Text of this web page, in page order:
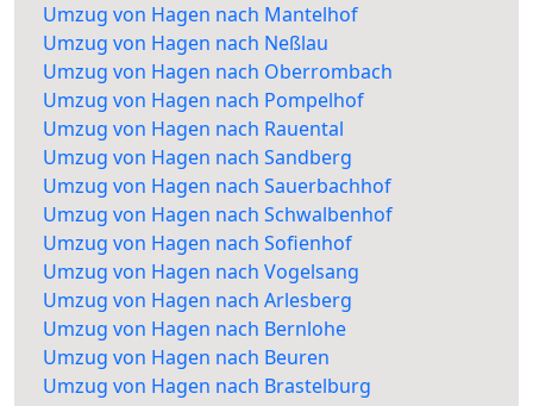
Umzug von Hagen nach Mantelhof
Umzug von Hagen nach Neßlau
Umzug von Hagen nach Oberrombach
Umzug von Hagen nach Pompelhof
Umzug von Hagen nach Rauental
Umzug von Hagen nach Sandberg
Umzug von Hagen nach Sauerbachhof
Umzug von Hagen nach Schwalbenhof
Umzug von Hagen nach Sofienhof
Umzug von Hagen nach Vogelsang
Umzug von Hagen nach Arlesberg
Umzug von Hagen nach Bernlohe
Umzug von Hagen nach Beuren
Umzug von Hagen nach Brastelburg